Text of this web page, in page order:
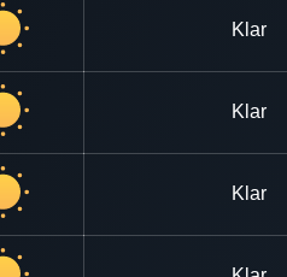
Klar
Klar
Klar